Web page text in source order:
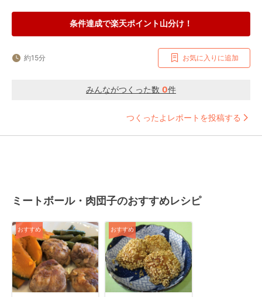
条件達成で楽天ポイント山分け！
約15分 お気に入りに追加
みんながつくった数 0件
つくったよレポートを投稿する
ミートボール・肉団子のおすすめレシピ
おすすめ おすすめ